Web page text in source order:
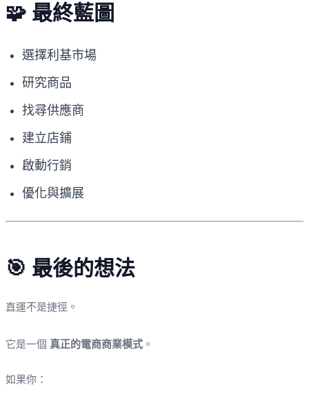
🧩 最終藍圖
選擇利基市場
研究商品
找尋供應商
建立店鋪
啟動行銷
優化與擴展
🎯 最後的想法
直運不是捷徑。
它是一個 真正的電商商業模式 。
如果你：